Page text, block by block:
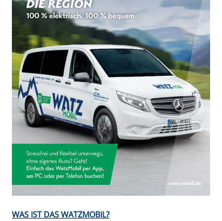
WAS IST DAS WATZMOBIL?